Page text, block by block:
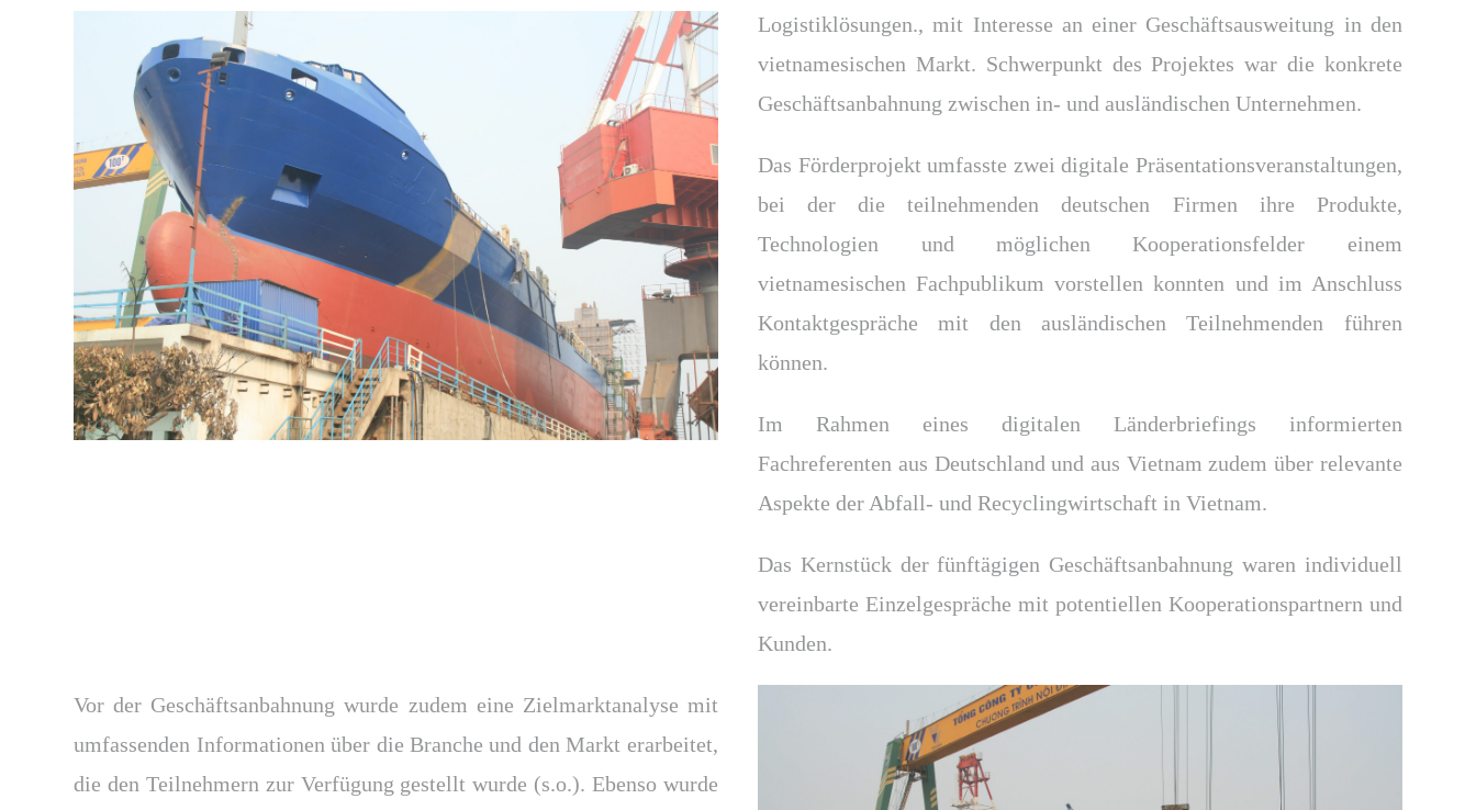
Logistiklösungen., mit Interesse an einer Geschäftsausweitung in den
vietnamesischen Markt. Schwerpunkt des Projektes war die konkrete
Geschäftsanbahnung zwischen in- und ausländischen Unternehmen.
Das Förderprojekt umfasste zwei digitale Präsentationsveranstaltungen,
bei der die teilnehmenden deutschen Firmen ihre Produkte,
Technologien und möglichen Kooperationsfelder einem
vietnamesischen Fachpublikum vorstellen konnten und im Anschluss
Kontaktgespräche mit den ausländischen Teilnehmenden führen
können.
Im Rahmen eines digitalen Länderbriefings informierten
Fachreferenten aus Deutschland und aus Vietnam zudem über relevante
Aspekte der Abfall- und Recyclingwirtschaft in Vietnam.
Das Kernstück der fünftägigen Geschäftsanbahnung waren individuell
vereinbarte Einzelgespräche mit potentiellen Kooperationspartnern und
Kunden.
Vor der Geschäftsanbahnung wurde zudem eine Zielmarktanalyse mit
umfassenden Informationen über die Branche und den Markt erarbeitet,
die den Teilnehmern zur Verfügung gestellt wurde (s.o.). Ebenso wurde